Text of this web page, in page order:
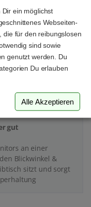
Monitorhalterung
auf deinem
gut
an einer
Blickwinkel &
sitzt und sorgt
ein möglichst
Webseiten-
die für den reibungslosen
sind sowie
genutzt werden. Du
Du erlauben
Alle Akzeptieren